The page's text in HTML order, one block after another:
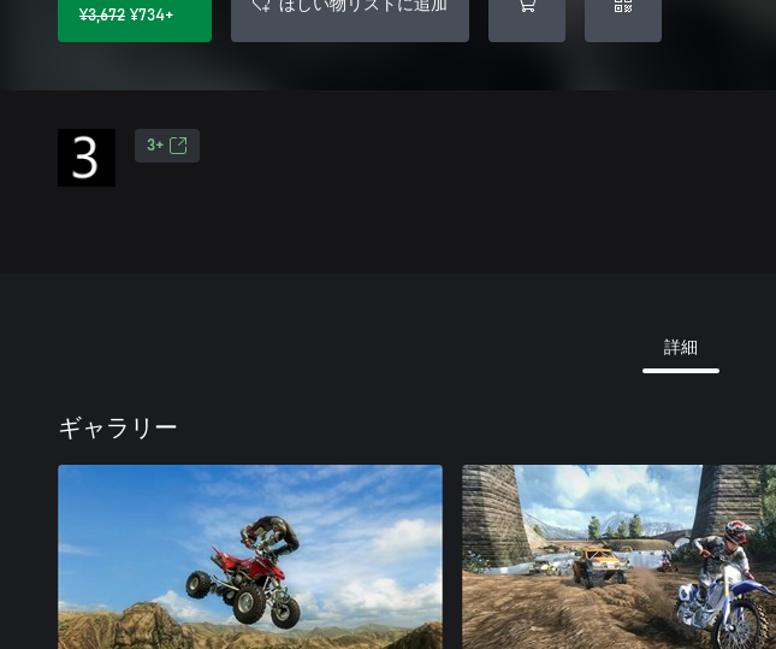
¥3,672 ¥734+
3+
詳細
ギャラリー